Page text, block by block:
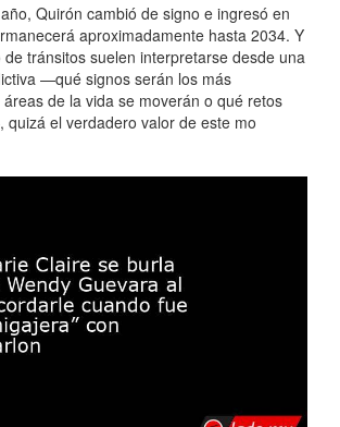
Quirón cambió de signo e ingresó en
aproximadamente hasta 2034. Y
tránsitos suelen interpretarse desde una
—qué signos serán los más
de la vida se moverán o qué retos
el verdadero valor de este mo